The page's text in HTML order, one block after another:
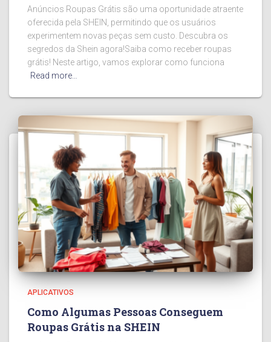
Anúncios Roupas Grátis são uma oportunidade atraente
oferecida pela SHEIN, permitindo que os usuários
experimentem novas peças sem custo. Descubra os
segredos da Shein agora!Saiba como receber roupas
grátis! Neste artigo, vamos explorar como funciona
Read more…
APLICATIVOS
Como Algumas Pessoas Conseguem
Roupas Grátis na SHEIN